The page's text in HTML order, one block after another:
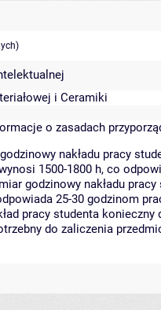
i Ceramiki
o zasadach
nakładu pracy
1500-1800 h, co
godzinowy nakładu
25-30 godzinom
pracy studenta
do zaliczenia